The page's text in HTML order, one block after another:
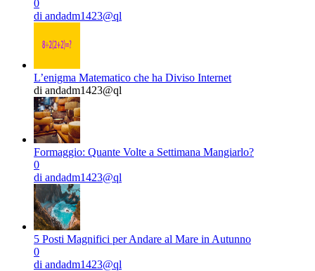
0
di andadm1423@ql
L’enigma Matematico che ha Diviso Internet
di andadm1423@ql
Formaggio: Quante Volte a Settimana Mangiarlo?
0
di andadm1423@ql
5 Posti Magnifici per Andare al Mare in Autunno
0
di andadm1423@ql